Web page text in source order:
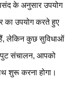
के अनुसार उपयोग
का उपयोग करते हुए
हैं, लेकिन कुछ सुविधाओं
संचालन, आपको
शुरू करना होगा।